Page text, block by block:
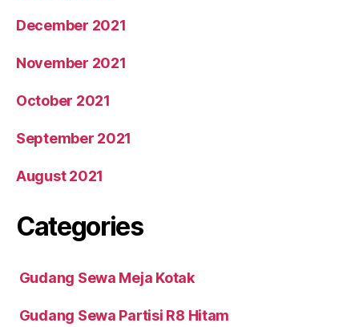
December 2021
November 2021
October 2021
September 2021
August 2021
Categories
Gudang Sewa Meja Kotak
Gudang Sewa Partisi R8 Hitam